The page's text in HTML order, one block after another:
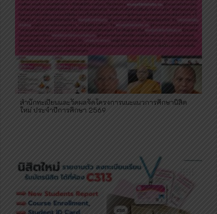
สำนักทะเบียนและวัดผลจัดโครงการแนะแนวการศึกษานิสิต
ใหม่ ประจำปีการศึกษา 2569